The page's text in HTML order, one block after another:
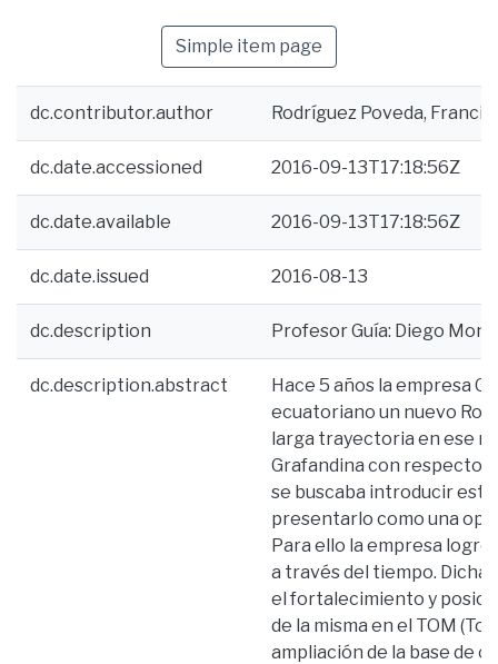
Simple item page
dc.contributor.author Rodríguez Poveda,
dc.date.accessioned 2016-09-13T17:18:56Z
dc.date.available 2016-09-13T17:18:56Z
dc.date.issued 2016-08-13
dc.description Profesor Guía: Diego
dc.description.abstract
Hace 5 años la empresa
ecuatoriano un nuevo
larga trayectoria en ese
Grafandina con respecto
se buscaba introducir
presentarlo como una
Para ello la empresa
a través del tiempo.
el fortalecimiento y
de la misma en el TOM
ampliación de la base de